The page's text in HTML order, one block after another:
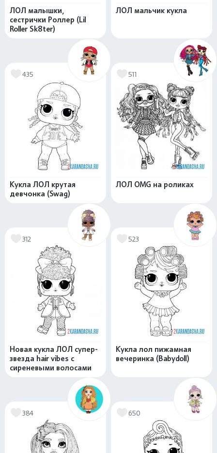
ЛОЛ малышки,
сестрички Роллер (Lil
Roller Sk8ter)
ЛОЛ мальчик кукла
435
Кукла ЛОЛ крутая
девчонка (Swag)
511
ЛОЛ OMG на роликах
312
Новая кукла ЛОЛ супер-
звезда hair vibes с
сиреневыми волосами
523
Кукла лол пижамная
вечеринка (Babydoll)
384 650